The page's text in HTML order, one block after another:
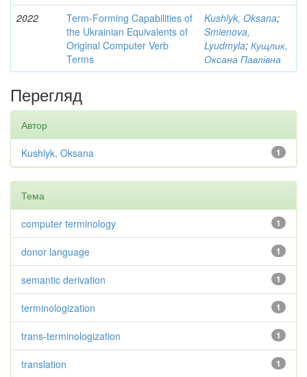
2022
Term-Forming Capabilities of
the Ukrainian Equivalents of
Original Computer Verb
Terms
Kushlyk, Oksana;
Smienova,
Lyudmyla; Кущлик,
Оксана Павлівна
Перегляд
Автор
1
Kushlyk, Oksana
Тема
1
computer terminology
1
donor language
1
semantic derivation
1
terminologization
1
trans-terminologization
1
translation